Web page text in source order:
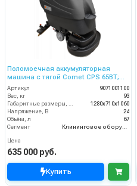
Поломоечная аккумуляторная
машина с тягой Comet CPS 65BT;
без АКБ и ЗУ
Артикул
9071001100
Вес, кг
93
1280x710x1060
Напряжение, В
24
Объём, л
67
Сегмент
Цена
635 000 руб.
Купить